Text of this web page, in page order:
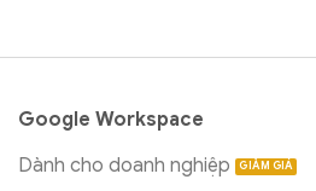
Google Workspace
Dành cho doanh nghiệp